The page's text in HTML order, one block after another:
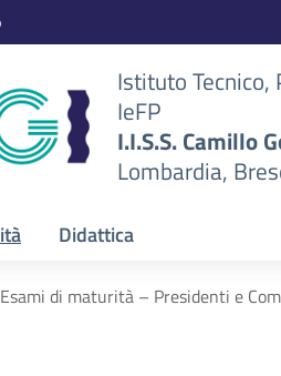
Istituto Tecnico,
IeFP
I.I.S.S. Camillo
Lombardia,
Didattica
Esami di maturità – Presidenti e